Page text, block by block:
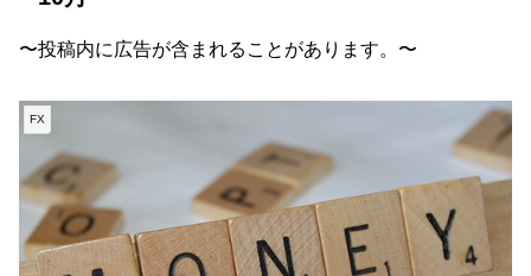
〜投稿内に広告が含まれることがあります。〜
FX